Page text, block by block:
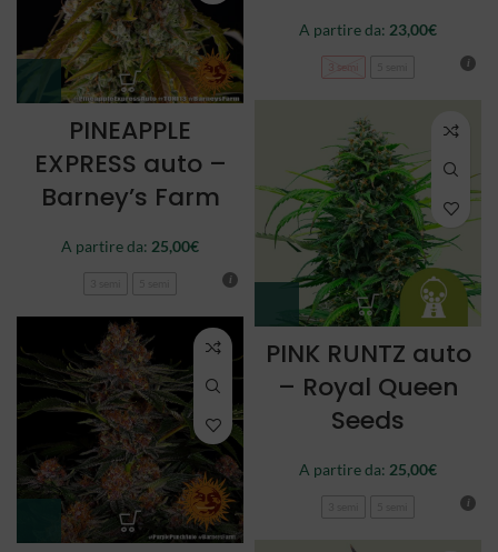
A partire da: 23,00€
3 semi
PINEAPPLE
EXPRESS auto –
Barney’s Farm
A partire da: 25,00€
PINK RUNTZ auto
– Royal Queen
Seeds
A partire da: 25,00€